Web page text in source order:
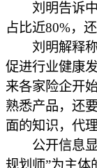
刘明告诉中
占比近80%，
刘明解释称
促进行业健康
来各家险企开
熟悉产品，还
面的知识，代
公开信息显
规划师”为主体